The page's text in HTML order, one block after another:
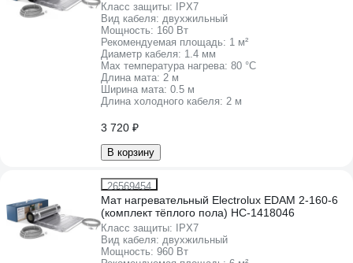
Класс защиты:
IPХ7
Вид кабеля: двухжильный
Мощность: 160 Вт
Рекомендуемая площадь: 1 м²
Диаметр кабеля: 1.4 мм
Max температура нагрева: 80 °С
Длина мата: 2 м
Ширина мата: 0.5 м
Длина холодного кабеля: 2 м
3 720 ₽
В корзину
26569454
Мат нагревательный Electrolux EDAM 2-160-6
(комплект тёплого пола) НС-1418046
Класс защиты:
IPХ7
Вид кабеля: двухжильный
Мощность: 960 Вт